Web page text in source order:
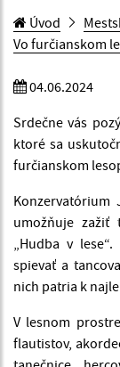
Úvod
Vo furčianskom
04.06.2024
Srdečne vás
ktoré sa
furčianskom
Konzervatórium
umožňuje
„Hudba v
spievať a
nich patria k
V lesnom
flautistov,